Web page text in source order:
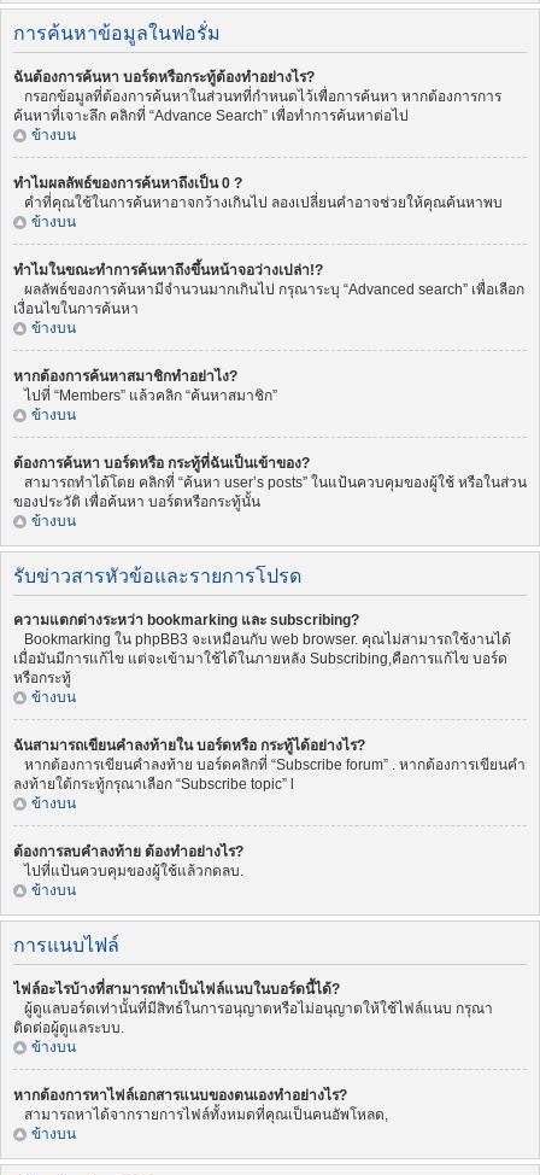
การค้นหาข้อมูลในฟอรั่ม
ฉันต้องการค้นหา บอร์ดหรือกระทู้ต้องทำอย่างไร?
กรอกข้อมูลที่ต้องการค้นหาในส่วนทที่กำหนดไว้เพื่อการค้นหา หากต้องการการ
ค้นหาที่เจาะลึก คลิกที่ “Advance Search” เพื่อทำการค้นหาต่อไป
ข้างบน
ทำไมผลลัพธ์ของการค้นหาถึงเป็น 0 ?
คำที่คุณใช้ในการค้นหาอาจกว้างเกินไป ลองเปลี่ยนคำอาจช่วยให้คุณค้นหาพบ
ข้างบน
ทำไมในขณะทำการค้นหาถึงขึ้นหน้าจอว่างเปล่า!?
ผลลัพธ์ของการค้นหามีจำนวนมากเกินไป กรุณาระบุ “Advanced search” เพื่อเลือก
เงื่อนไขในการค้นหา
ข้างบน
หากต้องการค้นหาสมาชิกทำอย่าไง?
ไปที่ “Members” แล้วคลิก “ค้นหาสมาชิก”
ข้างบน
ต้องการค้นหา บอร์ดหรือ กระทู้ที่ฉันเป็นเข้าของ?
สามารถทำได้โดย คลิกที่ “ค้นหา user’s posts” ในแป้นควบคุมของผู้ใช้ หรือในส่วน
ของประวัติ เพื่อค้นหา บอร์ดหรือกระทู้นั้น
ข้างบน
รับข่าวสารหัวข้อและรายการโปรด
ความแตกต่างระหว่า bookmarking และ subscribing?
Bookmarking ใน phpBB3 จะเหมือนกับ web browser. คุณไม่สามารถใช้งานได้
เมื่อมันมีการแก้ไข แต่จะเข้ามาใช้ได้ในภายหลัง Subscribing,คือการแก้ไข บอร์ด
หรือกระทู้
ข้างบน
ฉันสามารถเขียนคำลงท้ายใน บอร์ดหรือ กระทู้ได้อย่างไร?
หากต้องการเขียนคำลงท้าย บอร์ดคลิกที่ “Subscribe forum” . หากต้องการเขียนคำ
ลงท้ายใต้กระทู้กรุณาเลือก “Subscribe topic” l
ข้างบน
ต้องการลบคำลงท้าย ต้องทำอย่างไร?
ไปที่แป้นควบคุมของผู้ใช้แล้วกดลบ.
ข้างบน
การแนบไฟล์
ไฟล์อะไรบ้างที่สามารถทำเป็นไฟล์แนบในบอร์ดนี้ได้?
ผู้ดูแลบอร์ดเท่านั้นที่มีสิทธ์ในการอนุญาตหรือไม่อนุญาตให้ใช้ไฟล์แนบ กรุณา
ติดต่อผู้ดูแลระบบ.
ข้างบน
หากต้องการหาไฟล์เอกสารแนบของตนเองทำอย่างไร?
สามารถหาได้จากรายการไฟล์ทั้งหมดที่คุณเป็นคนอัพโหลด,
ข้างบน